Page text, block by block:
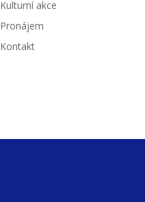
Kulturní akce
Pronájem
Kontakt